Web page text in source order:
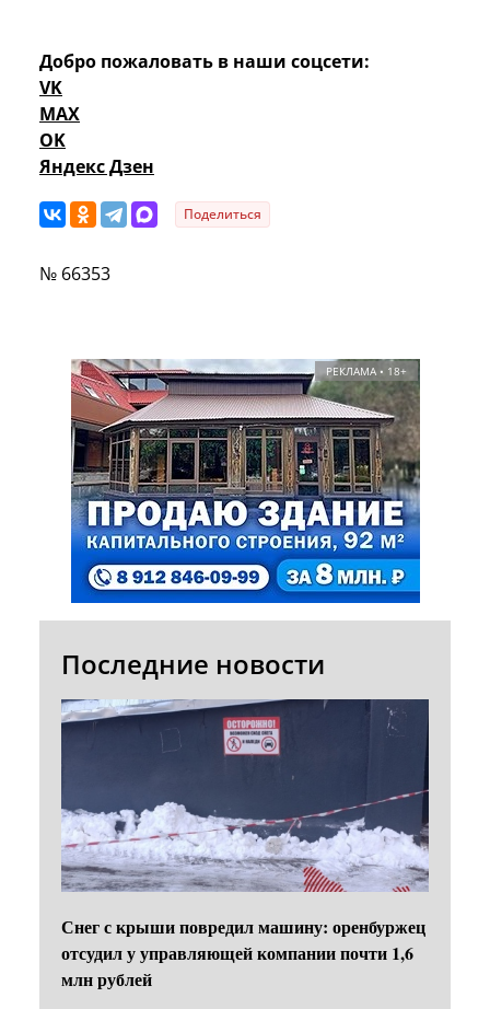
Добро пожаловать в наши соцсети:
VK
MAX
OK
Яндекс Дзен
Поделиться
№ 66353
РЕКЛАМА • 18+
Последние новости
Снег с крыши повредил машину: оренбуржец
отсудил у управляющей компании почти 1,6
млн рублей